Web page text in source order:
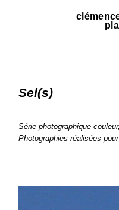
Sel(s)
Série photographique
Photographies réalisées